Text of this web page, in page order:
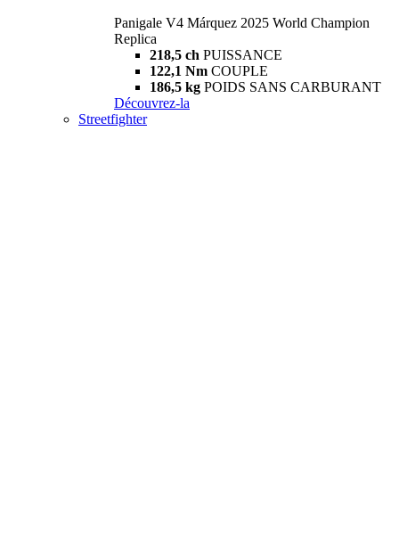
Panigale V4 Márquez 2025 World Champion
Replica
218,5 ch PUISSANCE
122,1 Nm COUPLE
186,5 kg POIDS SANS CARBURANT
Découvrez-la
Streetfighter